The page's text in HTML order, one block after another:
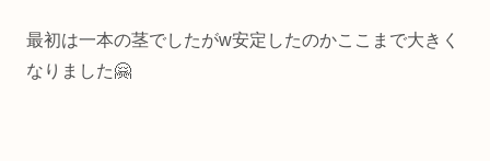
最初は一本の茎でしたがw安定したのかここまで大きく
なりました🤗